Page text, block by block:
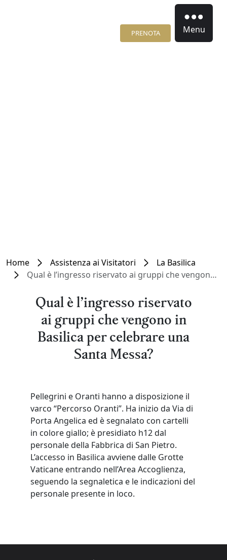
PRENOTA Menu
Home Assistenza ai Visitatori
La Basilica
Qual è l’ingresso riservato ai gruppi che vengono in Basilica per celebrare una Santa Messa?
Qual è l’ingresso riservato
ai gruppi che vengono in
Basilica per celebrare una
Santa Messa?
Pellegrini e Oranti hanno a disposizione il
varco “Percorso Oranti”. Ha inizio da Via di
Porta Angelica ed è segnalato con cartelli
in colore giallo; è presidiato h12 dal
personale della Fabbrica di San Pietro.
L’accesso in Basilica avviene dalle Grotte
Vaticane entrando nell’Area Accoglienza,
seguendo la segnaletica e le indicazioni del
personale presente in loco.